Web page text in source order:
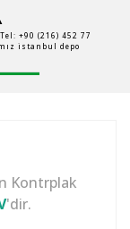
+90 (216) 452 77
istanbul depo
Kontrplak
'dir.